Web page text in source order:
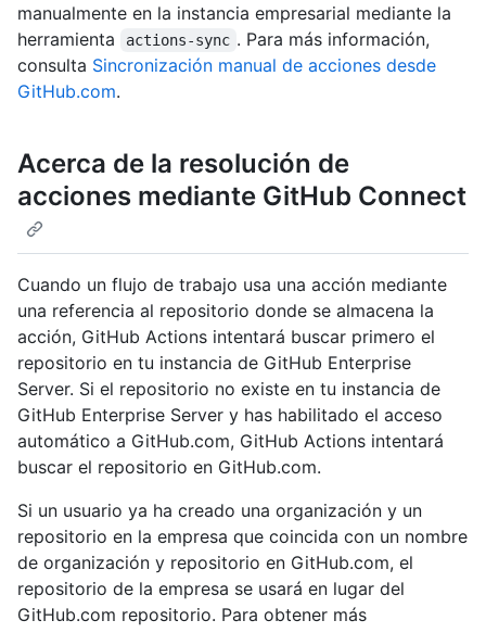
manualmente en la instancia empresarial mediante la
herramienta
actions-sync . Para más información,
consulta Sincronización manual de acciones desde
GitHub.com.
Acerca de la resolución de
acciones mediante GitHub Connect
Cuando un flujo de trabajo usa una acción mediante
una referencia al repositorio donde se almacena la
acción, GitHub Actions intentará buscar primero el
repositorio en tu instancia de GitHub Enterprise
Server. Si el repositorio no existe en tu instancia de
GitHub Enterprise Server y has habilitado el acceso
automático a GitHub.com, GitHub Actions intentará
buscar el repositorio en GitHub.com.
Si un usuario ya ha creado una organización y un
repositorio en la empresa que coincida con un nombre
de organización y repositorio en GitHub.com, el
repositorio de la empresa se usará en lugar del
GitHub.com repositorio. Para obtener más